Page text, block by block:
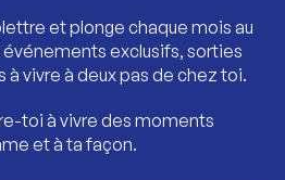
et plonge chaque mois au
exclusifs, sorties
vivre à deux pas de chez toi.
toi à vivre des moments
et à ta façon.